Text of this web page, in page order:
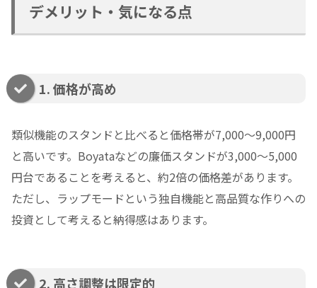
デメリット・気になる点
1. 価格が高め
類似機能のスタンドと比べると価格帯が7,000〜9,000円
と高いです。Boyataなどの廉価スタンドが3,000〜5,000
円台であることを考えると、約2倍の価格差があります。
ただし、ラップモードという独自機能と高品質な作りへの
投資として考えると納得感はあります。
2. 高さ調整は限定的